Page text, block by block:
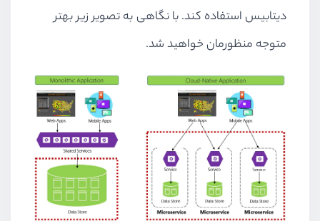
دیتابیس استفاده کند. با نگاهی به تصویر زیر بهتر
متوجه منظورمان خواهید شد.